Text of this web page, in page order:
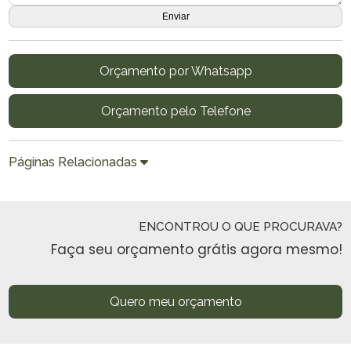
Orçamento por Whatsapp
Orçamento pelo Telefone
Páginas Relacionadas
ENCONTROU O QUE PROCURAVA?
Faça seu orçamento grátis agora mesmo!
Quero meu orçamento